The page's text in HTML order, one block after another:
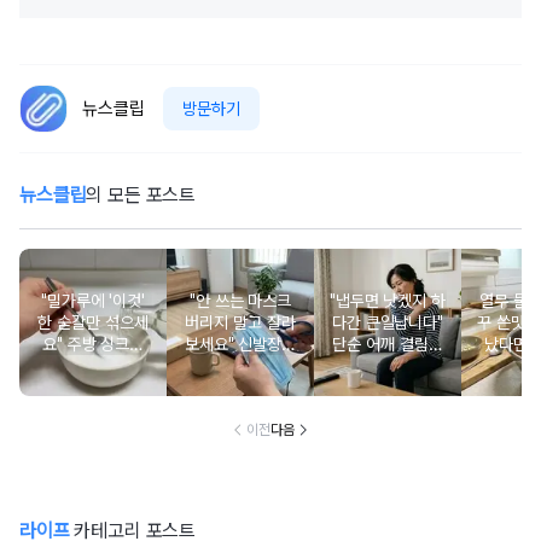
뉴스클립 방문하기
뉴스클립의 모든 포스트
"밀가루에 '이것'
한 숟갈만 섞으세
요" 주방 싱크대
스테인리스가 새
것처럼 반짝입니
"안 쓰는 마스크
버리지 말고 잘라
보세요" 신발장에
퀘퀘한 냄새를 잡
아줍니다
"냅두면 낫겠지 하
다간 큰일납니다"
단순 어깨 결림으
로 착각하기 쉬운
오십견 초기 증상
열무 물
꾸 쓴맛
났다면,
때 이것
한
이전다음
라이프카테고리 포스트